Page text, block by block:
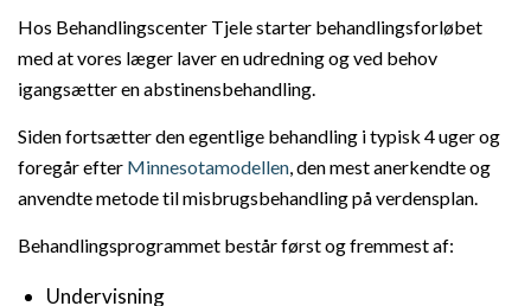
Hos Behandlingscenter Tjele starter behandlingsforløbet
med at vores læger laver en udredning og ved behov
igangsætter en abstinensbehandling.
Siden fortsætter den egentlige behandling i typisk 4 uger og
foregår efter Minnesotamodellen, den mest anerkendte og
anvendte metode til misbrugsbehandling på verdensplan.
Behandlingsprogrammet består først og fremmest af:
Undervisning